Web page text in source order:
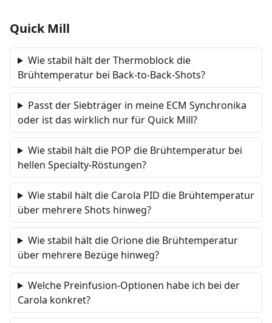
Quick Mill
Wie stabil hält der Thermoblock die
Brühtemperatur bei Back-to-Back-Shots?
Passt der Siebträger in meine ECM Synchronika
oder ist das wirklich nur für Quick Mill?
Wie stabil hält die POP die Brühtemperatur bei
hellen Specialty-Röstungen?
Wie stabil hält die Carola PID die Brühtemperatur
über mehrere Shots hinweg?
Wie stabil hält die Orione die Brühtemperatur
über mehrere Bezüge hinweg?
Welche Preinfusion-Optionen habe ich bei der
Carola konkret?